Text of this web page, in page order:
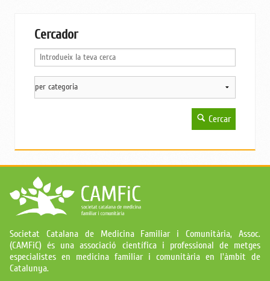
Cercador
Cercar
Societat Catalana de Medicina Familiar i Comunitària, Assoc.
(CAMFiC) és una associació científica i professional de metges
especialistes en medicina familiar i comunitària en l'àmbit de
Catalunya.